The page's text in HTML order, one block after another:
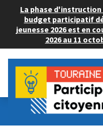
La phase
budget participatif
jeunesse 2026 est en
2026 au 11
Budget Participatif ADULTE
💡 Déposer un projet